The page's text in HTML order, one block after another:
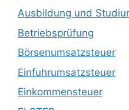
Ausbildung und
Betriebsprüfung
Börsenumsatzsteuer
Einfuhrumsatzsteuer
Einkommensteuer